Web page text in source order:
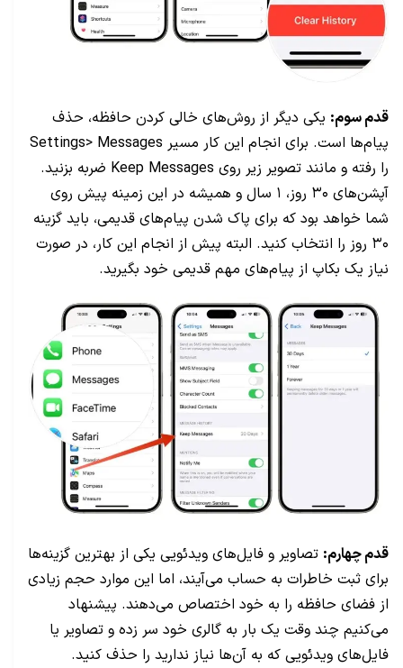
قدم سوم: یکی دیگر از روش‌های خالی کردن حافظه، حذف
پیام‌ها است. برای انجام این کار مسیر Settings> Messages
را رفته و مانند تصویر زیر روی Keep Messages ضربه بزنید.
آپشن‌های ۳۰ روز، ۱ سال و همیشه در این زمینه پیش روی
شما خواهد بود که برای پاک شدن پیام‌های قدیمی، باید گزینه
۳۰ روز را انتخاب کنید. البته پیش از انجام این کار، در صورت
نیاز یک بکاپ از پیام‌های مهم قدیمی خود بگیرید.
قدم چهارم: تصاویر و فایل‌های ویدئویی یکی از بهترین گزینه‌ها
برای ثبت خاطرات به حساب می‌آیند، اما این موارد حجم زیادی
از فضای حافظه را به خود اختصاص می‌دهند. پیشنهاد
می‌کنیم چند وقت یک بار به گالری خود سر زده و تصاویر یا
فایل‌های ویدئویی که به آن‌ها نیاز ندارید را حذف کنید.